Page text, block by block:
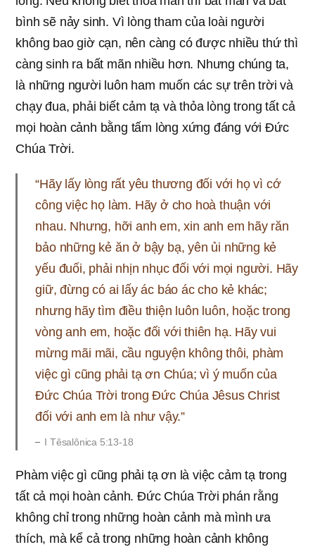
bình sẽ nảy sinh. Vì lòng tham của loài người
không bao giờ cạn, nên càng có được nhiều thứ thì
càng sinh ra bất mãn nhiều hơn. Nhưng chúng ta,
là những người luôn ham muốn các sự trên trời và
chạy đua, phải biết cảm tạ và thỏa lòng trong tất cả
mọi hoàn cảnh bằng tấm lòng xứng đáng với Đức
Chúa Trời.
“Hãy lấy lòng rất yêu thương đối với họ vì cớ
công việc họ làm. Hãy ở cho hoà thuận với
nhau. Nhưng, hỡi anh em, xin anh em hãy răn
bảo những kẻ ăn ở bậy bạ, yên ủi những kẻ
yếu đuối, phải nhịn nhục đối với mọi người. Hãy
giữ, đừng có ai lấy ác báo ác cho kẻ khác;
nhưng hãy tìm điều thiện luôn luôn, hoặc trong
vòng anh em, hoặc đối với thiên hạ. Hãy vui
mừng mãi mãi, cầu nguyện không thôi, phàm
việc gì cũng phải tạ ơn Chúa; vì ý muốn của
Đức Chúa Trời trong Đức Chúa Jêsus Christ
đối với anh em là như vậy.”
I Têsalônica 5:13-18
Phàm việc gì cũng phải tạ ơn là việc cảm tạ trong
tất cả mọi hoàn cảnh. Đức Chúa Trời phán rằng
không chỉ trong những hoàn cảnh mà mình ưa
thích, mà kể cả trong những hoàn cảnh không